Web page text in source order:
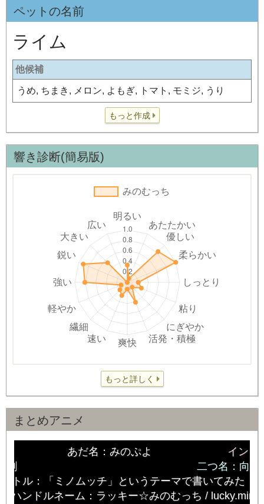
ペットの名前
ライム
他候補
うめ, ちまき, メロン, よもぎ, トマト, モミジ, うり
もっと作成
響き診断(簡易版)
もっと詳しく
まとめアニメ